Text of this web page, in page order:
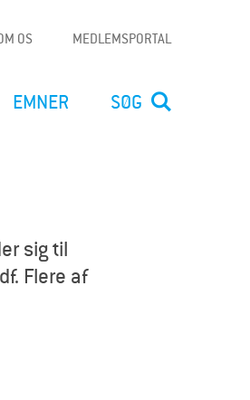
OS MEDLEMSPORTAL
EMNER SØG
sig til
Flere af